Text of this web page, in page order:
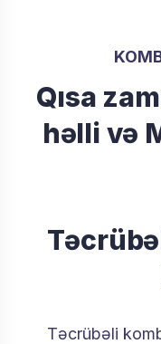
Qısa
həlli və
Təcrübəli